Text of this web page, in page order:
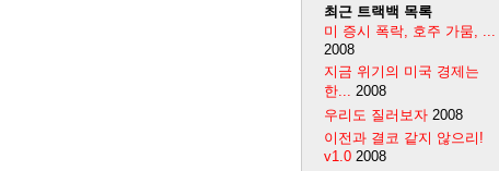
최근 트랙백 목록
미 증시 폭락, 호주 가뭄, ...
2008
지금 위기의 미국 경제는
한...
2008
우리도 질러보자 2008
이전과 결코 같지 않으리!
v1.0 2008